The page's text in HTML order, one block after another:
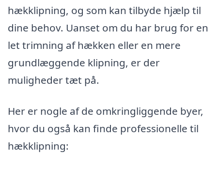
hækklipning, og som kan tilbyde hjælp til
dine behov. Uanset om du har brug for en
let trimning af hækken eller en mere
grundlæggende klipning, er der
muligheder tæt på.
Her er nogle af de omkringliggende byer,
hvor du også kan finde professionelle til
hækklipning: